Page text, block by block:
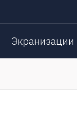
Экранизации